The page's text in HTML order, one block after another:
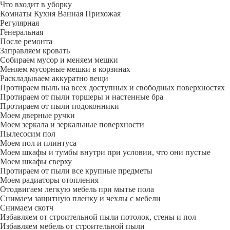
Что входит в уборку
Регу­лярная
Гене­ральная
После ремонта
Заправляем кровать
Собираем мусор и меняем мешки
Меняем мусорные мешки в корзинах
Раскладываем аккуратно вещи
Протираем пыль на всех доступных и свободных поверхностях
Протираем от пыли торшеры и настенные бра
Протираем от пыли подоконники
Моем дверные ручки
Моем зеркала и зеркальные поверхности
Пылесосим пол
Моем пол и плинтуса
Моем шкафы и тумбы внутри при условии, что они пустые
Моем шкафы сверху
Протираем от пыли все крупные предметы
Моем радиаторы отопления
Отодвигаем легкую мебель при мытье пола
Снимаем защитную пленку и чехлы с мебели
Снимаем скотч
Избавляем от строительной пыли потолок, стены и пол
Избавляем мебель от строительной пыли